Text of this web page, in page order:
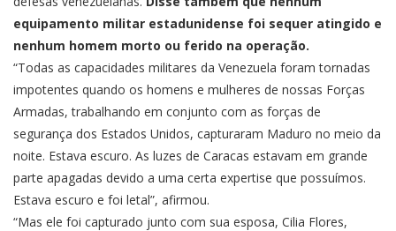
equipamento militar estadunidense foi sequer atingido e
nenhum homem morto ou ferido na operação.
“Todas as capacidades militares da Venezuela foram tornadas
impotentes quando os homens e mulheres de nossas Forças
Armadas, trabalhando em conjunto com as forças de
segurança dos Estados Unidos, capturaram Maduro no meio da
noite. Estava escuro. As luzes de Caracas estavam em grande
parte apagadas devido a uma certa expertise que possuímos.
Estava escuro e foi letal”, afirmou.
“Mas ele foi capturado junto com sua esposa, Cilia Flores,